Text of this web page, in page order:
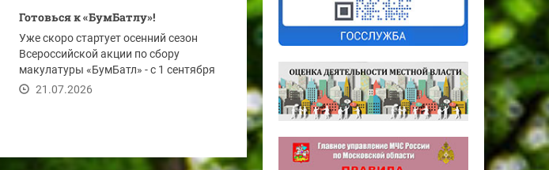
Готовься к «БумБатлу»!
Уже скоро стартует осенний сезон
Всероссийской акции по сбору
макулатуры «БумБатл» - с 1 сентября
по 30 ноября. Акция...
21.07.2026